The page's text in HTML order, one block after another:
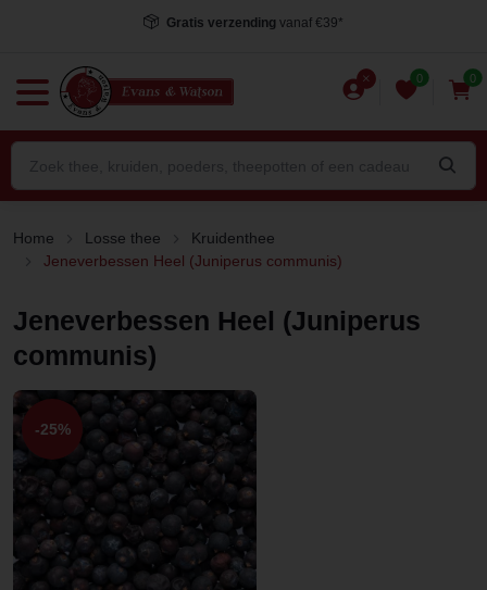
Gratis verzending vanaf €39*
0 0
Home Losse thee
Kruidenthee
Jeneverbessen Heel (Juniperus communis)
Jeneverbessen Heel (Juniperus
communis)
-25%